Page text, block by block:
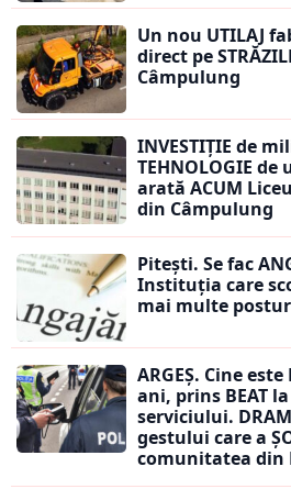
Un nou UTILAJ
direct pe
Câmpulung
INVESTIȚIE de
TEHNOLOGIE
arată ACUM
din Câmpulung
Pitești. Se fac
Instituția care
mai multe
ARGEȘ. Cine
ani, prins BEAT
serviciului.
gestului care a
comunitatea din